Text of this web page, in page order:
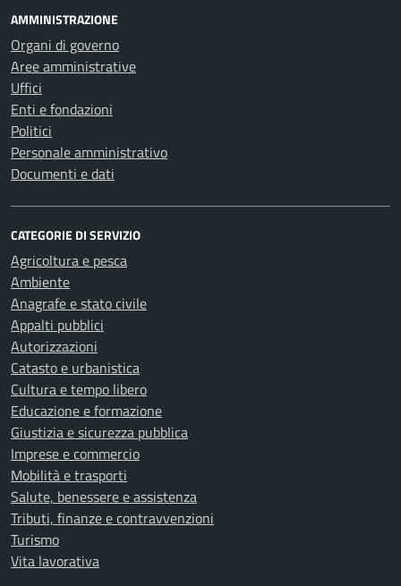
AMMINISTRAZIONE
Organi di governo
Aree amministrative
Uffici
Enti e fondazioni
Politici
Personale amministrativo
Documenti e dati
CATEGORIE DI SERVIZIO
Agricoltura e pesca
Ambiente
Anagrafe e stato civile
Appalti pubblici
Autorizzazioni
Catasto e urbanistica
Cultura e tempo libero
Educazione e formazione
Giustizia e sicurezza pubblica
Imprese e commercio
Mobilità e trasporti
Salute, benessere e assistenza
Tributi, finanze e contravvenzioni
Turismo
Vita lavorativa